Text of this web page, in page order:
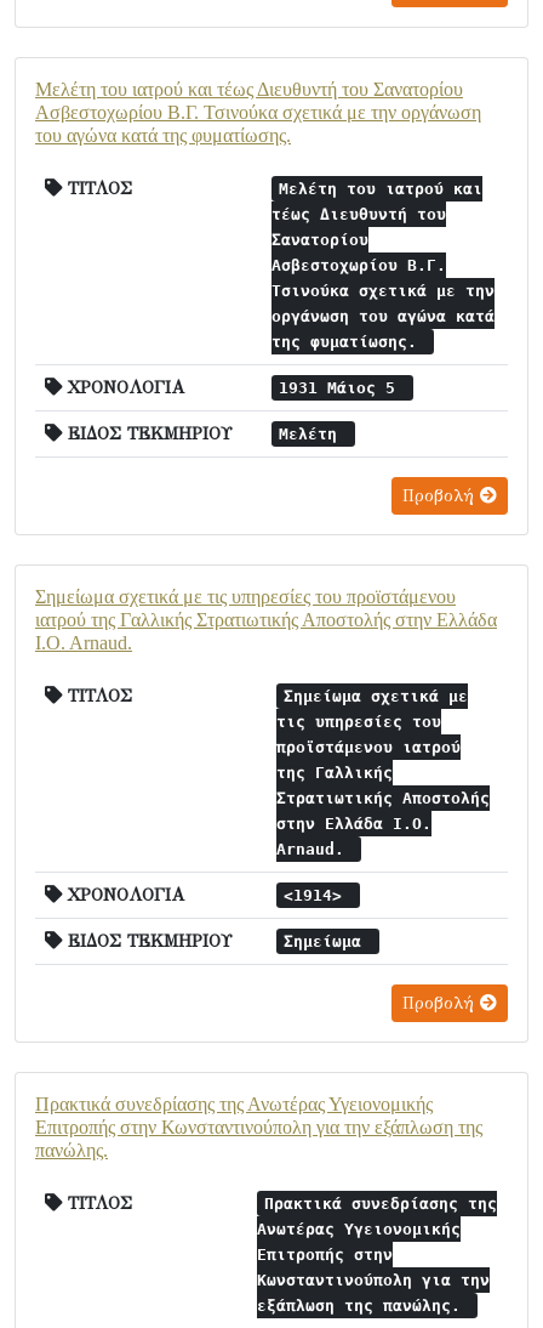
Μελέτη του ιατρού και τέως Διευθυντή του Σανατορίου
Ασβεστοχωρίου Β.Γ. Τσινούκα σχετικά με την οργάνωση
του αγώνα κατά της φυματίωσης.
ΤΙΤΛΟΣ
Μελέτη του ιατρού και
τέως Διευθυντή του
Σανατορίου
Ασβεστοχωρίου Β.Γ.
Τσινούκα σχετικά με την
οργάνωση του αγώνα κατά
της φυματίωσης.
ΧΡΟΝΟΛΟΓΙΑ 1931 Μάιος 5
ΕΙΔΟΣ ΤΕΚΜΗΡΙΟΥ Μελέτη
Προβολή
Σημείωμα σχετικά με τις υπηρεσίες του προϊστάμενου
ιατρού της Γαλλικής Στρατιωτικής Αποστολής στην Ελλάδα
I.O. Arnaud.
ΤΙΤΛΟΣ
Σημείωμα σχετικά με
τις υπηρεσίες του
προϊστάμενου ιατρού
της Γαλλικής
Στρατιωτικής Αποστολής
στην Ελλάδα I.O.
Arnaud.
ΧΡΟΝΟΛΟΓΙΑ <1914>
ΕΙΔΟΣ ΤΕΚΜΗΡΙΟΥ Σημείωμα
Προβολή
Πρακτικά συνεδρίασης της Ανωτέρας Υγειονομικής
Επιτροπής στην Κωνσταντινούπολη για την εξάπλωση της
πανώλης.
ΤΙΤΛΟΣ
Πρακτικά συνεδρίασης της
Ανωτέρας Υγειονομικής
Επιτροπής στην
Κωνσταντινούπολη για την
εξάπλωση της πανώλης.